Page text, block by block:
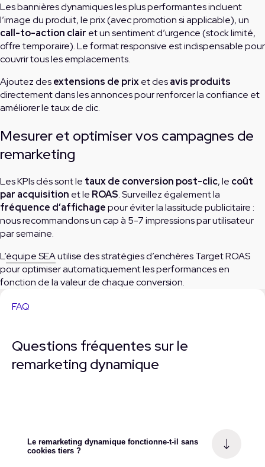
Les bannières dynamiques les plus performantes incluent
l’image du produit, le prix (avec promotion si applicable), un
call-to-action clair et un sentiment d’urgence (stock limité,
offre temporaire). Le format responsive est indispensable pour
couvrir tous les emplacements.
Ajoutez desextensions de prixet desavis produits
directement dans les annonces pour renforcer la confiance et
améliorer le taux de clic.
Mesurer et optimiser vos campagnes de
remarketing
Les KPIs clés sont le taux de conversion post-clic, le coût
par acquisition et le ROAS. Surveillez également la
fréquence d’affichagepour éviter la lassitude publicitaire :
nous recommandons un cap à 5-7 impressions par utilisateur
par semaine.
L’équipe SEAutilise des stratégies d’enchères Target ROAS
pour optimiser automatiquement les performances en
fonction de la valeur de chaque conversion.
FAQ
Questions fréquentes sur le
remarketing dynamique
Le remarketing dynamique fonctionne-t-il sans
cookies tiers ?